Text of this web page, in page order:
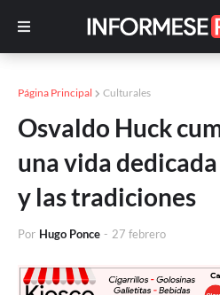
Página Principal Culturales
Osvaldo Huck
una vida
y las tradiciones
Por Hugo Ponce - 27 febrero